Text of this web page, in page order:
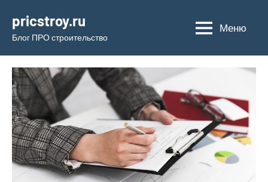
содержимому
pricstroy.ru
Блог ПРО строительство
Меню